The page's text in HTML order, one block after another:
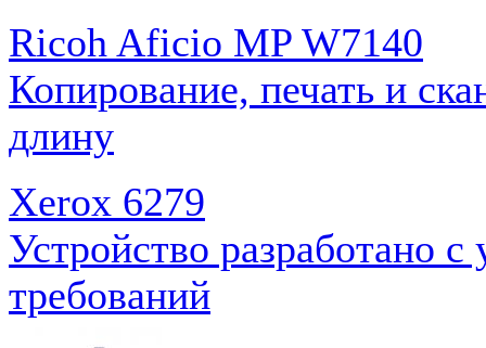
Ricoh Aficio MP W7140
Копирование, печать и
длину
Xerox 6279
Устройство разработано
требований